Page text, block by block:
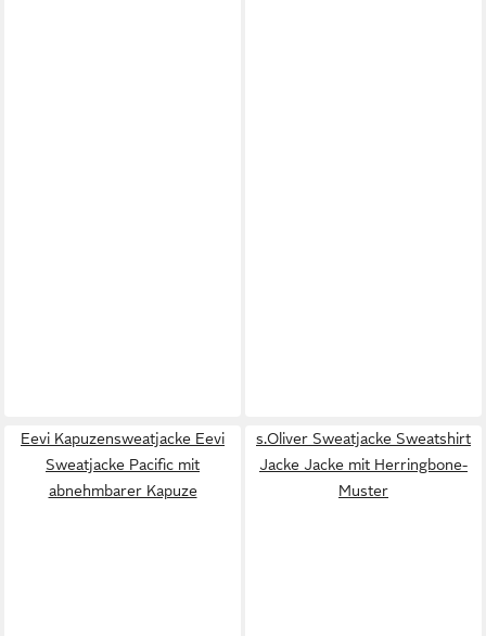
Eevi Kapuzensweatjacke Eevi
Sweatjacke Pacific mit
abnehmbarer Kapuze
s.Oliver Sweatjacke Sweatshirt
Jacke Jacke mit Herringbone-
Muster